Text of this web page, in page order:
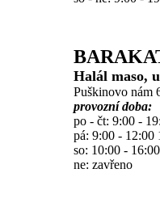
Halál maso,
Puškinovo nám
provozní doba:
po - čt: 9:00 -
pá: 9:00 - 12:00
so: 10:00 - 16:00
ne: zavřeno